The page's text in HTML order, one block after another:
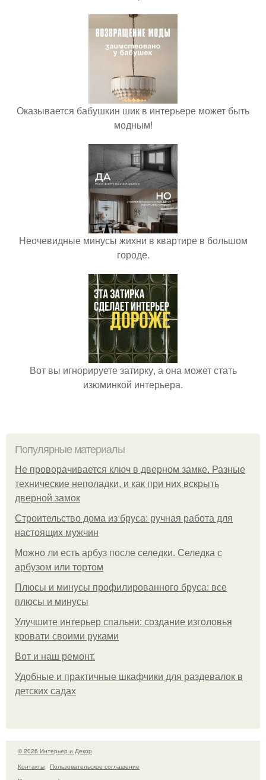
Оказывается бабушкин шик в интерьере может быть
модным!
Неочевидные минусы жихни в квартире в большом
городе.
Вот вы игнорируете затирку, а она может стать
изюминкой интерьера.
Популярные материалы
Не проворачивается ключ в дверном замке. Разные
технические неполадки, и как при них вскрыть
дверной замок
Строительство дома из бруса: ручная работа для
настоящих мужчин
Можно ли есть арбуз после селедки. Селедка с
арбузом или тортом
Плюсы и минусы профилированного бруса: все
плюсы и минусы
Улучшите интерьер спальни: создание изголовья
кровати своими руками
Boт и наш ремoнт.
Удобные и практичные шкафчики для раздевалок в
детских садах
© 2026 Интерьер и Декор
Контакты
Пользовательское соглашение